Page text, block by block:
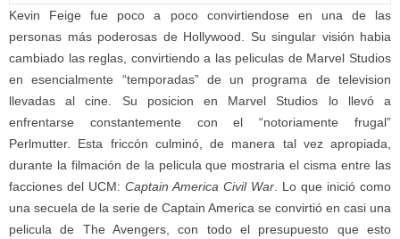
Kevin Feige fue poco a poco convirtiendose en una de las
personas más poderosas de Hollywood. Su singular visión habia
cambiado las reglas, convirtiendo a las peliculas de Marvel Studios
en esencialmente “temporadas” de un programa de television
llevadas al cine. Su posicion en Marvel Studios lo llevó a
enfrentarse constantemente con el “notoriamente frugal”
Perlmutter. Esta friccón culminó, de manera tal vez apropiada,
durante la filmación de la pelicula que mostraria el cisma entre las
facciones del UCM: Captain America Civil War. Lo que inició como
una secuela de la serie de Captain America se convirtió en casi una
pelicula de The Avengers, con todo el presupuesto que esto